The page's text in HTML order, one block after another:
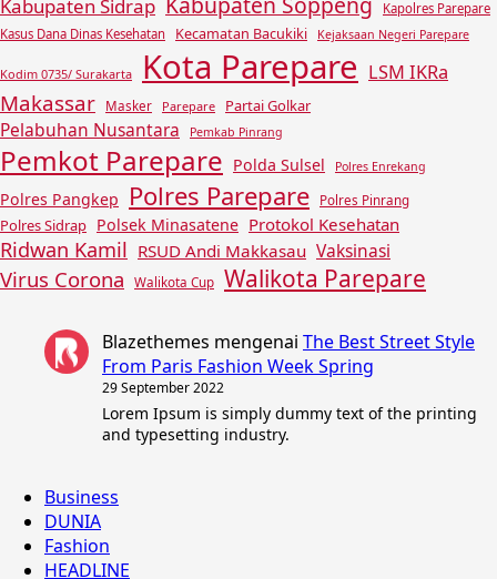
Kabupaten Sidrap
Kapolres Parepare
Kasus Dana Dinas Kesehatan
Kecamatan Bacukiki Kejaksaan Negeri Parepare
Kodim 0735/ Surakarta Kota Parepare LSM IKRa
Makassar Masker Parepare Partai Golkar
Pelabuhan Nusantara Pemkab Pinrang
Pemkot Parepare Polda Sulsel Polres Enrekang
Polres Pangkep Polres Parepare Polres Pinrang
Polres Sidrap Polsek Minasatene Protokol Kesehatan
Ridwan Kamil RSUD Andi Makkasau Vaksinasi
Virus Corona Walikota Cup Walikota Parepare
Blazethemes mengenai The Best Street Style
From Paris Fashion Week Spring
29 September 2022
Lorem Ipsum is simply dummy text of the printing
and typesetting industry.
Business
DUNIA
Fashion
HEADLINE